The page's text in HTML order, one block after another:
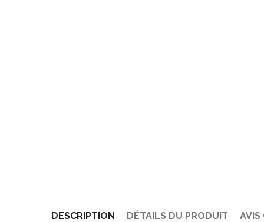
DESCRIPTION DÉTAILS DU PRODUIT AVIS